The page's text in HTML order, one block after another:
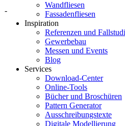
-
Wandfliesen
Fassadenfliesen
Inspiration
Referenzen und
Gewerbebau
Messen und Events
Blog
Services
Download-Center
Online-Tools
Bücher und Broschüren
Pattern Generator
Ausschreibungstexte
Digitale Modellierung